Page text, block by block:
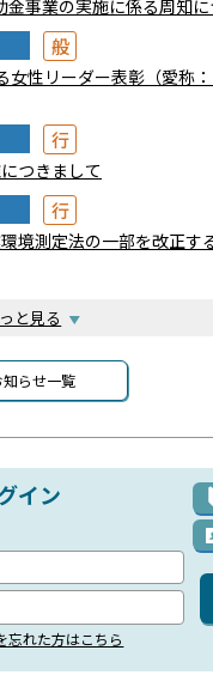
金事業の実施に係る周知
般
女性リーダー表彰（愛称
行
つきまして
行
境測定法の一部を改正す
と見る
知らせ一覧
イン
忘れた方はこちら